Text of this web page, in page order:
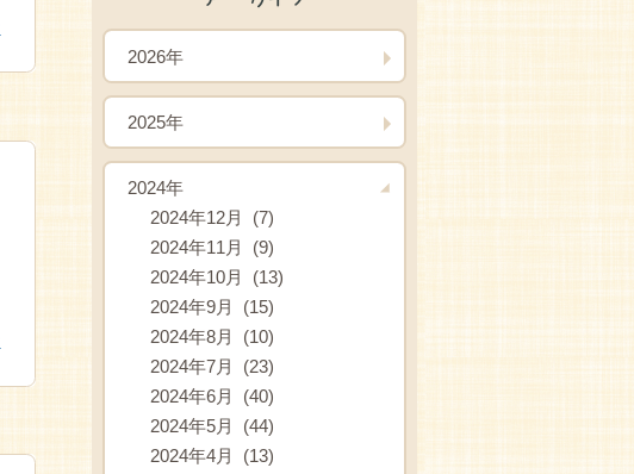
2026年
2025年
2024年
2024年12月 (7)
2024年11月 (9)
2024年10月 (13)
2024年9月 (15)
2024年8月 (10)
2024年7月 (23)
2024年6月 (40)
2024年5月 (44)
2024年4月 (13)